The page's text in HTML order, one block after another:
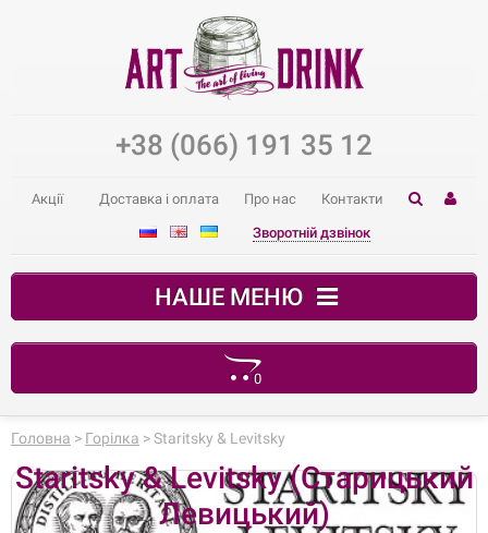
+38 (066) 191 35 12
Акції Доставка і оплата Про нас Контакти
Зворотній дзвінок
НАШЕ МЕНЮ
0
Ваш кошик порожній
Головна > Горілка > Staritsky & Levitsky
Staritsky & Levitsky (Старицький
Левицький)